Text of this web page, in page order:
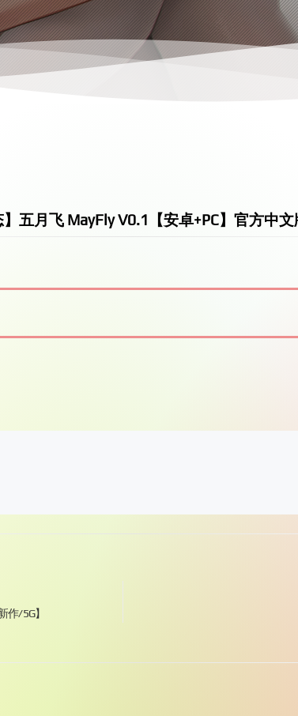
五月飞 MayFly V0.1【安卓+PC】官方中文
作/5G】